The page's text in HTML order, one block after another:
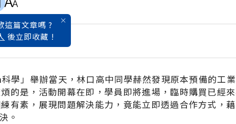
這篇文章嗎 ?
後立即收藏 !
好好玩
學」舉辦當天，林口高中同學赫然發現原本預備的工
的是，活動開幕在即，學員即將進場，臨時購買已經
有素，展現問題解決能力，竟能立即透過合作方式，
。